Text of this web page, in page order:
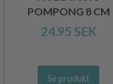
POMPONG 8 CM
24.95 SEK
Se produkt